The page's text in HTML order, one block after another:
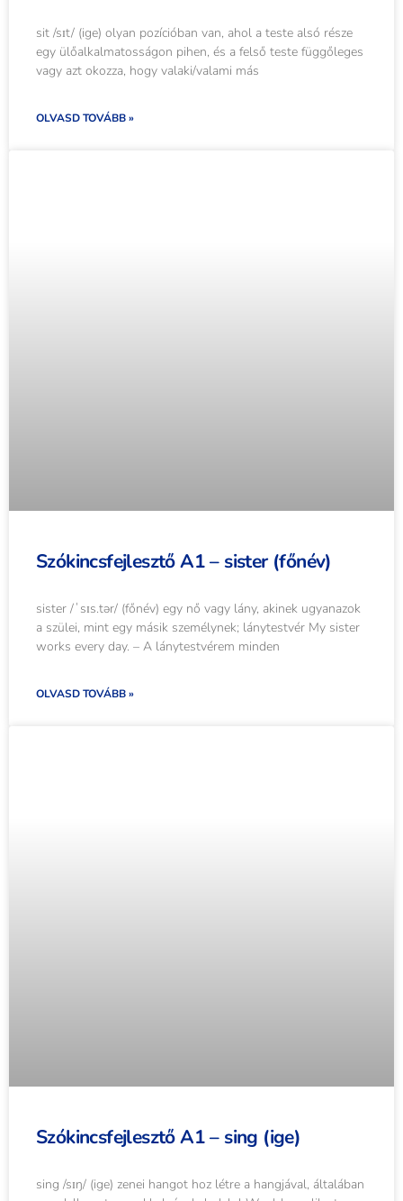
sit /sɪt/ (ige) olyan pozícióban van, ahol a teste alsó része
egy ülőalkalmatosságon pihen, és a felső teste függőleges
vagy azt okozza, hogy valaki/valami más
OLVASD TOVÁBB »
Szókincsfejlesztő A1 – sister (főnév)
sister /ˈsɪs.tər/ (főnév) egy nő vagy lány, akinek ugyanazok
a szülei, mint egy másik személynek; lánytestvér My sister
works every day. – A lánytestvérem minden
OLVASD TOVÁBB »
Szókincsfejlesztő A1 – sing (ige)
sing /sɪŋ/ (ige) zenei hangot hoz létre a hangjával, általában